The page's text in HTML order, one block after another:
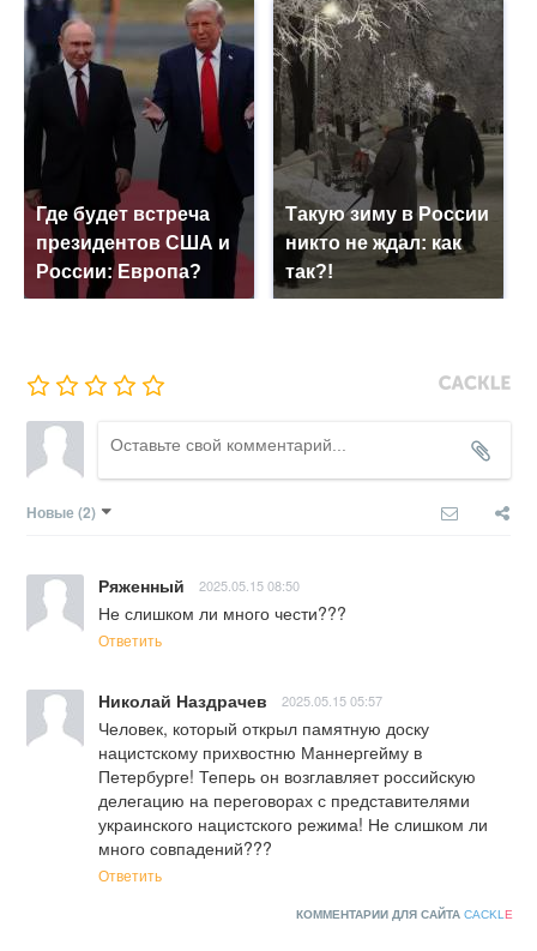
Где будет встреча
президентов США и
России: Европа?
Такую зиму в России
никто не ждал: как
так?!
Новые (2)
Ряженный 2025.05.15 08:50
Не слишком ли много чести???
Ответить
Николай Наздрачев 2025.05.15 05:57
Человек, который открыл памятную доску
нацистскому прихвостню Маннергейму в
Петербурге! Теперь он возглавляет российскую
делегацию на переговорах с представителями
украинского нацистского режима! Не слишком ли
много совпадений???
Ответить
КОММЕНТАРИИ ДЛЯ САЙТА CACKL E